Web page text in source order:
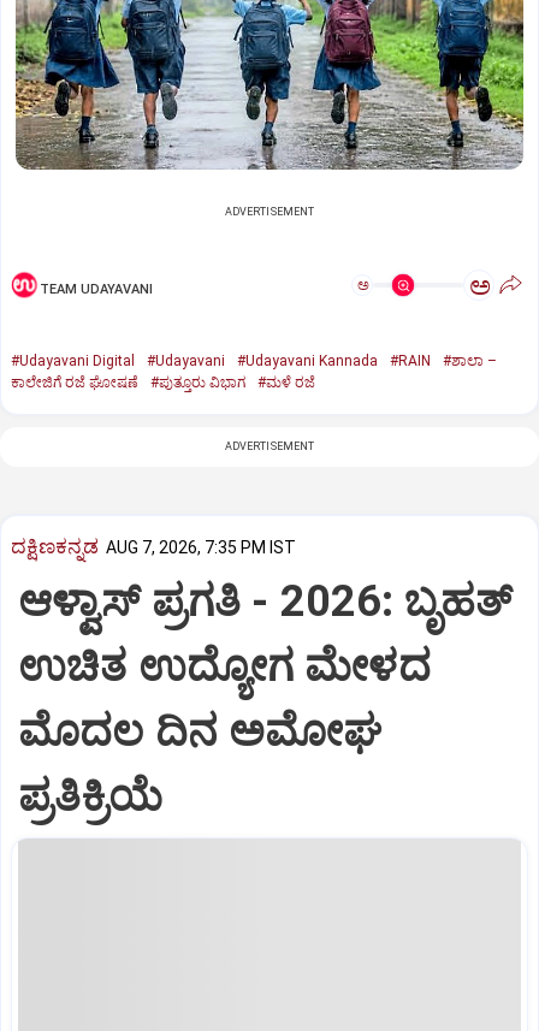
ADVERTISEMENT
TEAM UDAYAVANI ಅ ಅ
#Udayavani Digital #Udayavani #Udayavani Kannada #RAIN
#ಶಾಲಾ –
ಕಾಲೇಜಿಗೆ ರಜೆ ಘೋಷಣೆ
#ಪುತ್ತೂರು ವಿಭಾಗ #ಮಳೆ ರಜೆ
ADVERTISEMENT
ದಕ್ಷಿಣಕನ್ನಡ AUG 7, 2026, 7:35 PM IST
ಆಳ್ವಾಸ್‌ ಪ್ರಗತಿ - 2026: ಬೃಹತ್
ಉಚಿತ ಉದ್ಯೋಗ ಮೇಳದ
ಮೊದಲ ದಿನ ಅಮೋಘ
ಪ್ರತಿಕ್ರಿಯೆ